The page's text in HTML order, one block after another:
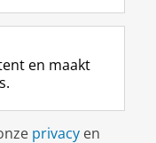
e
R
k
s
r
m
c
c
e
k
a
a
en maakt
privacy en